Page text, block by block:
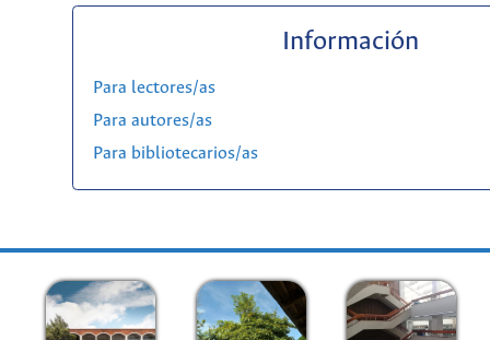
Información
Para lectores/as
Para autores/as
Para bibliotecarios/as